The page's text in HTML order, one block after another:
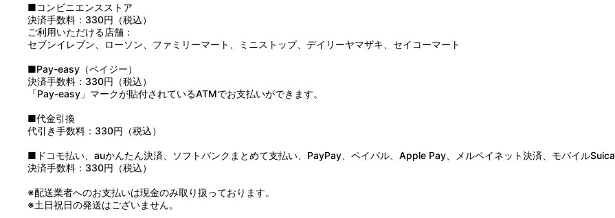
■コンビニエンスストア
決済手数料：330円（税込）
ご利用いただける店舗：
セブンイレブン、ローソン、ファミリーマート、ミニストップ、デイリーヤマザキ、セイコーマート
■Pay-easy（ペイジー）
決済手数料：330円（税込）
「Pay-easy」マークが貼付されているATMでお支払いができます。
■代金引換
代引き手数料：330円（税込）
■ドコモ払い、auかんたん決済、ソフトバンクまとめて支払い、PayPay、ペイパル、Apple Pay、メルペイネット決済、モバイルSuica
決済手数料：330円（税込）
※配送業者へのお支払いは現金のみ取り扱っております。
※土日祝日の発送はございません。